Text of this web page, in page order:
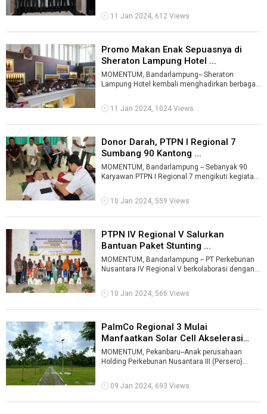
...
11 Jan 2024, 612 Views
Promo Makan Enak Sepuasnya di
Sheraton Lampung Hotel ...
MOMENTUM, Bandarlampung-- Sheraton
Lampung Hotel kembali menghadirkan berbagai
Promo L ...
11 Jan 2024, 1024 Views
Donor Darah, PTPN I Regional 7
Sumbang 90 Kantong ...
MOMENTUM, Bandarlampung -- Sebanyak 90
Karyawan PTPN I Regional 7 mengikuti kegiatan
10 Jan 2024, 559 Views
PTPN IV Regional V Salurkan
Bantuan Paket Stunting ...
MOMENTUM, Bandarlampung -- PT Perkebunan
Nusantara IV Regional V berkolaborasi dengan
10 Jan 2024, 566 Views
PalmCo Regional 3 Mulai
Manfaatkan Solar Cell Akselerasi
Program ...
MOMENTUM, Pekanbaru--Anak perusahaan
Holding Perkebunan Nusantara III (Persero)
09 Jan 2024, 693 Views